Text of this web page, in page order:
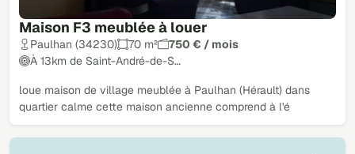
Maison F3 meublée à louer
Paulhan (34230) 70 m²
750 € / mois
À 13km de Saint-André-de-S…
loue maison de village meublée à Paulhan (Hérault) dans
quartier calme cette maison ancienne comprend à l'é